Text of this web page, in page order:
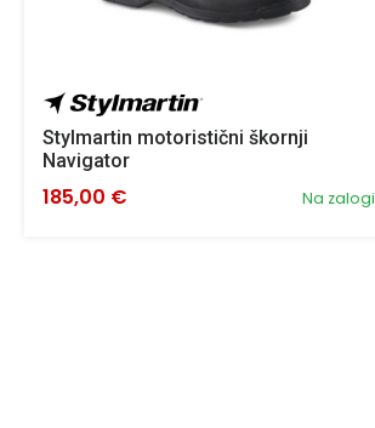
Stylmartin motoristični škornji
Navigator
Na zalogi
185,00 €